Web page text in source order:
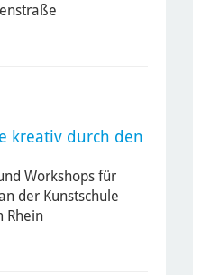
kreativ durch den
Workshops für
der Kunstschule
Rhein